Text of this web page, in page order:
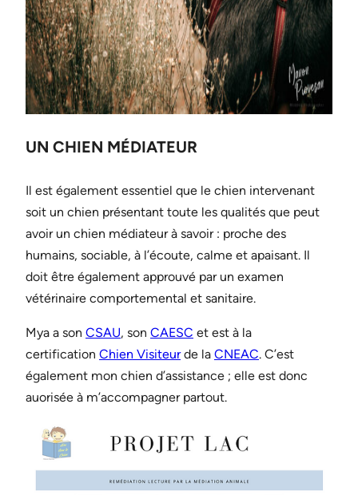
UN CHIEN MÉDIATEUR
Il est également essentiel que le chien intervenant
soit un chien présentant toute les qualités que peut
avoir un chien médiateur à savoir : proche des
humains, sociable, à l’écoute, calme et apaisant. Il
doit être également approuvé par un examen
vétérinaire comportemental et sanitaire.
Mya a son CSAU, son CAESC et est à la
certification Chien Visiteurde la CNEAC. C’est
également mon chien d’assistance ; elle est donc
auorisée à m’accompagner partout.